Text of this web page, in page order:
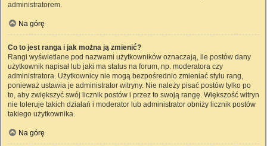
administratorem.
Na górę
Co to jest ranga i jak można ją zmienić?
Rangi wyświetlane pod nazwami użytkowników oznaczają, ile postów dany
użytkownik napisał lub jaki ma status na forum, np. moderatora czy
administratora. Użytkownicy nie mogą bezpośrednio zmieniać stylu rang,
ponieważ ustawia je administrator witryny. Nie należy pisać postów tylko po
to, aby zwiększyć swój licznik postów i przez to swoją rangę. Większość witryn
nie toleruje takich działań i moderator lub administrator obniży licznik postów
takiego użytkownika.
Na górę